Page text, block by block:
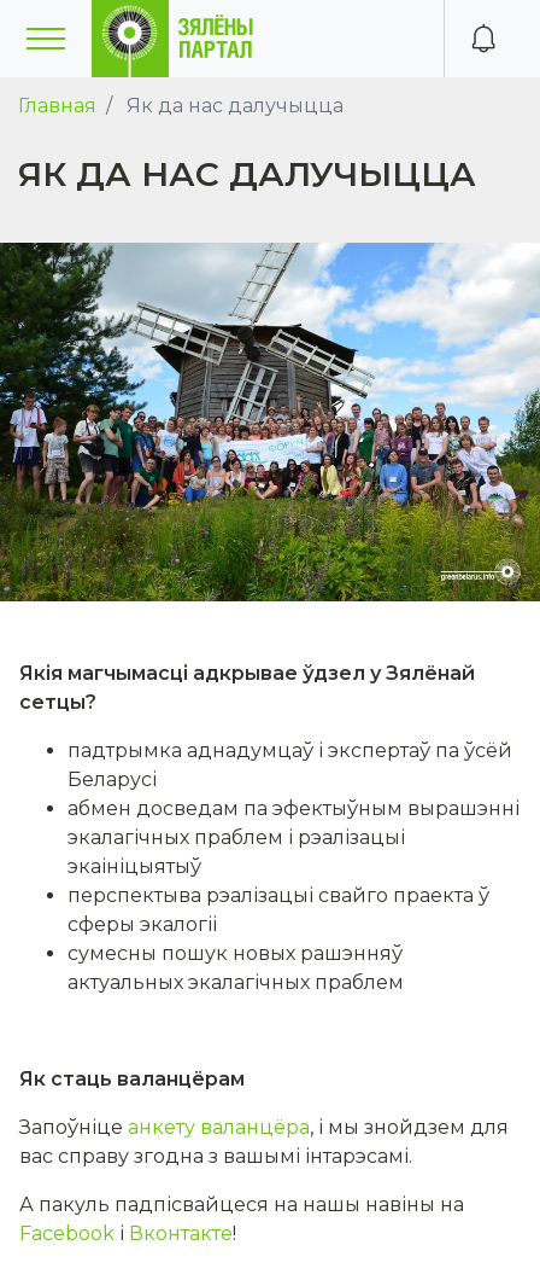
Главная Як да нас далучыцца
ЯК ДА НАС ДАЛУЧЫЦЦА
Якія магчымасці адкрывае ўдзел у Зялёнай
сетцы?
падтрымка аднадумцаў і экспертаў па ўсёй
Беларусі
абмен досведам па эфектыўным вырашэнні
экалагічных праблем і рэалізацыі
экаініцыятыў
перспектыва рэалізацыі свайго праекта ў
сферы экалогіі
сумесны пошук новых рашэнняў
актуальных экалагічных праблем
Як стаць валанцёрам
Запоўніце анкету валанцёра, і мы знойдзем для
вас справу згодна з вашымі інтарэсамі.
А пакуль падпісвайцеся на нашы навіны на
Facebook і Вконтакте!